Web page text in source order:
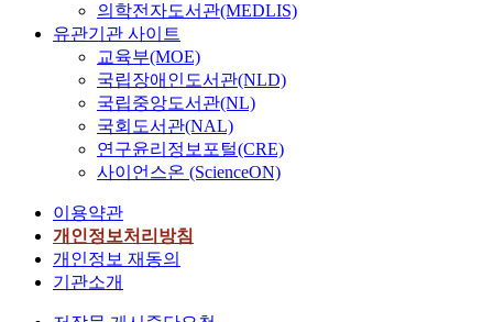
의학전자도서관(MEDLIS)
유관기관 사이트
교육부(MOE)
국립장애인도서관(NLD)
국립중앙도서관(NL)
국회도서관(NAL)
연구윤리정보포털(CRE)
사이언스온 (ScienceON)
이용약관
개인정보처리방침
개인정보 재동의
기관소개